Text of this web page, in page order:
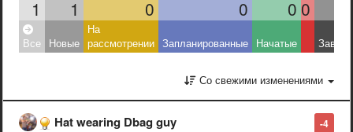
1 1 0 0 0 0
Все Новые
На
рассмотрении Запланированные Начатые
Со свежими изменениями
-4
Hat wearing Dbag guy